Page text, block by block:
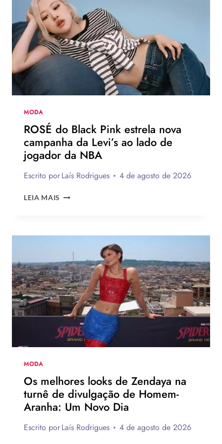
EUROPEU
2026
QUE
DEVEM
CHEGAR
AO
MODA
ROSÉ do Black Pink estrela nova
campanha da Levi’s ao lado de
jogador da NBA
Escrito porLaís Rodrigues 4 de agosto de 2026
LEIA MAIS ROSÉ
ESTRELA
CAMPANHA
DA
LEVI’S
AO
LADO
DE
JOGADOR
DA
NBA
MODA
Os melhores looks de Zendaya na
turnê de divulgação de Homem-
Aranha: Um Novo Dia
Escrito porLaís Rodrigues 4 de agosto de 2026